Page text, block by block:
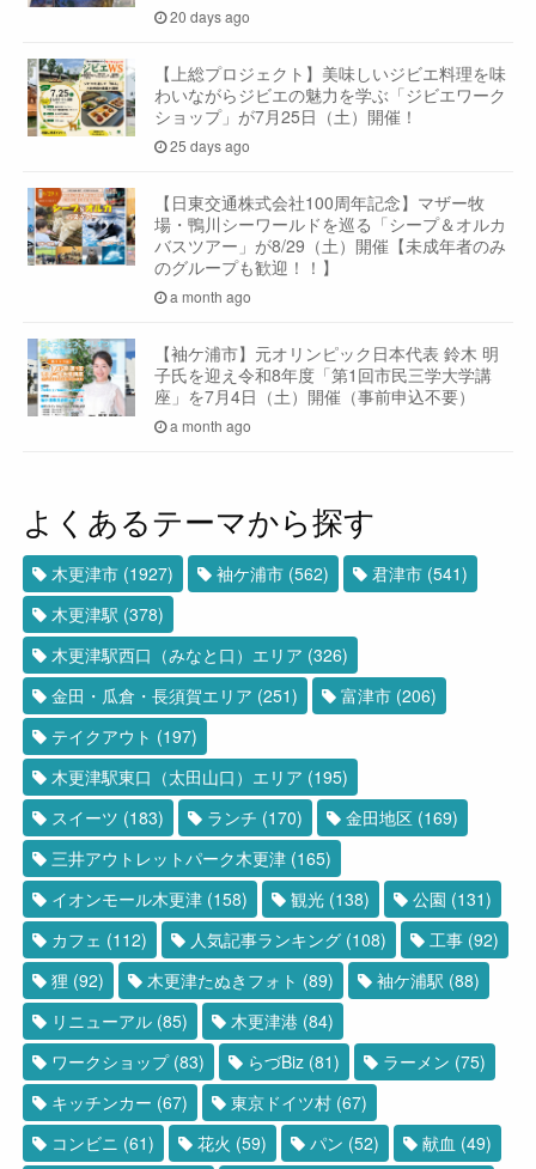
20 days ago
【上総プロジェクト】美味しいジビエ料理を味
わいながらジビエの魅力を学ぶ「ジビエワーク
ショップ」が7月25日（土）開催！
25 days ago
【日東交通株式会社100周年記念】マザー牧
場・鴨川シーワールドを巡る「シープ＆オルカ
バスツアー」が8/29（土）開催【未成年者のみ
のグループも歓迎！！】
a month ago
【袖ケ浦市】元オリンピック日本代表 鈴木 明
子氏を迎え令和8年度「第1回市民三学大学講
座」を7月4日（土）開催（事前申込不要）
a month ago
よくあるテーマから探す
木更津市 (1927) 袖ケ浦市 (562) 君津市 (541)
木更津駅 (378)
木更津駅西口（みなと口）エリア (326)
金田・瓜倉・長須賀エリア (251) 富津市 (206)
テイクアウト (197)
木更津駅東口（太田山口）エリア (195)
スイーツ (183) ランチ (170) 金田地区 (169)
三井アウトレットパーク木更津 (165)
イオンモール木更津 (158) 観光 (138) 公園 (131)
カフェ (112) 人気記事ランキング (108) 工事 (92)
狸 (92) 木更津たぬきフォト (89) 袖ケ浦駅 (88)
リニューアル (85) 木更津港 (84)
ワークショップ(83) らづBiz (81) ラーメン (75)
キッチンカー (67) 東京ドイツ村 (67)
コンビニ (61) 花火 (59) パン (52) 献血 (49)